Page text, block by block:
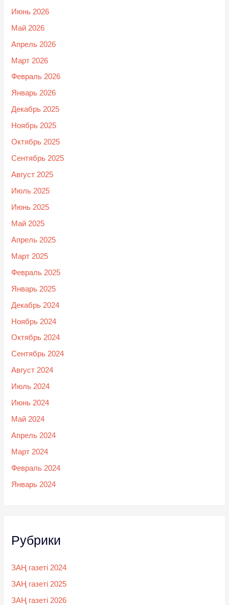
Июнь 2026
Май 2026
Апрель 2026
Март 2026
Февраль 2026
Январь 2026
Декабрь 2025
Ноябрь 2025
Октябрь 2025
Сентябрь 2025
Август 2025
Июль 2025
Июнь 2025
Май 2025
Апрель 2025
Март 2025
Февраль 2025
Январь 2025
Декабрь 2024
Ноябрь 2024
Октябрь 2024
Сентябрь 2024
Август 2024
Июль 2024
Июнь 2024
Май 2024
Апрель 2024
Март 2024
Февраль 2024
Январь 2024
Рубрики
ЗАҢ газеті 2024
ЗАҢ газеті 2025
ЗАҢ газеті 2026